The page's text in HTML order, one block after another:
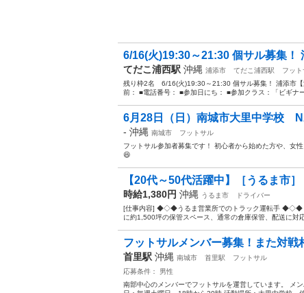
6/16(火)19:30～21:30 個サル募集！
てだこ浦西駅 沖縄 浦添市 てだこ浦西駅
フッ
残り枠2名 6/16(火)19:30～21:30 個サル募集！ 浦添市【
前： ■電話番号： ■参加日にち： ■参加クラス：「ビギナ
6月28日（日）南城市大里中学校
- 沖縄 南城市
フットサル
フットサル参加者募集です！ 初心者から始めた方や、女
😆
【20代～50代活躍中】［うるま市
時給1,380円 沖縄 うるま市
ドライバー
[仕事内容] ◆◇◆うるま営業所でのトラック運転手 ◆◇◆
に約1,500坪の保管スペース、通常の倉庫保管、配送に対
フットサルメンバー募集！また対戦
首里駅 沖縄 南城市 首里駅
フットサル
応募条件： 男性
南部中心のメンバーでフットサルを運営しています。 メ